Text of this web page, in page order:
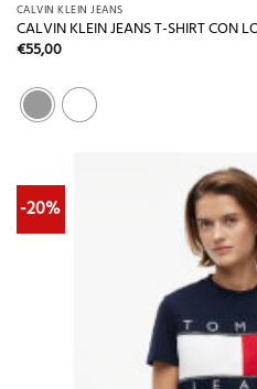
CALVIN KLEIN JEANS
CALVIN KLEIN JEANS T-SHIRT CON
€55,00
-20%